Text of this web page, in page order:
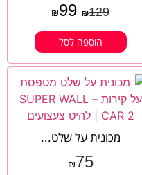
₪129
₪99
הוספה לסל
מכונית על שלט...
₪75